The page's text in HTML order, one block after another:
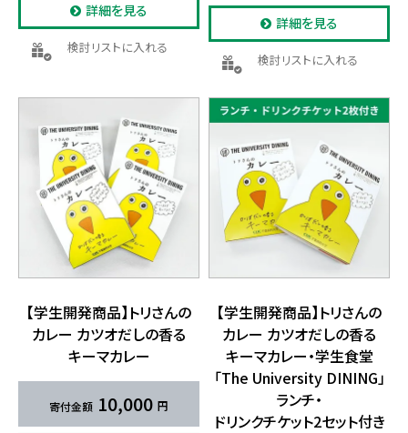
詳細を見る
検討リストに入れる
詳細を見る
検討リストに入れる
【学生開発商品】​トリさんの​
カレー カツオだしの​香る​
キーマカレー
10,000
【学生開発商品】​トリさんの​
カレー カツオだしの​香る​
キーマカレー・学生食堂​
「The University DINING」
ランチ・
ドリンクチケット2セット付き